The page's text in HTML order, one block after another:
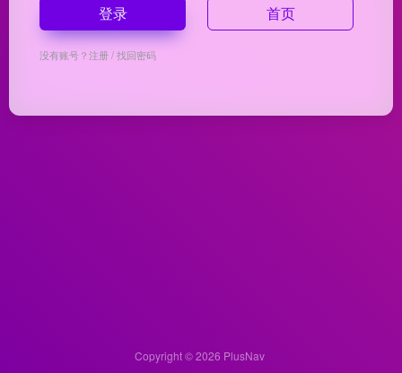
登录 首页
没有账号？注册/找回密码
Copyright © 2026 PlusNav